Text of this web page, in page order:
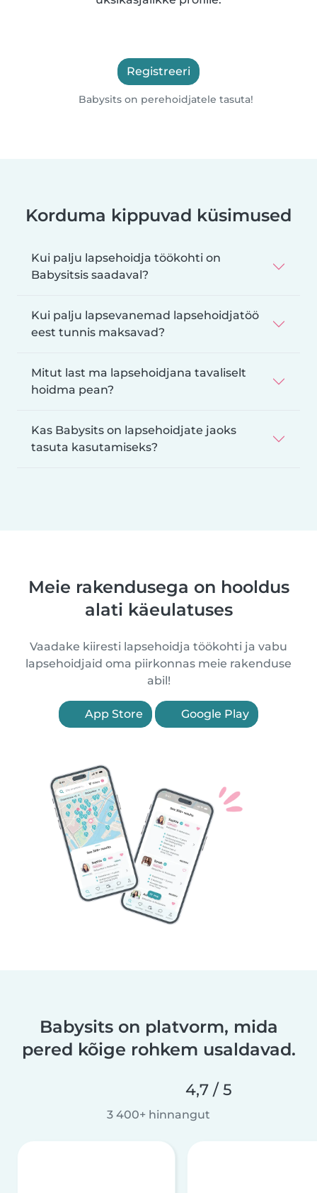
Registreeri
Babysits on perehoidjatele tasuta!
Korduma kippuvad küsimused
Kui palju lapsehoidja töökohti on
Babysitsis saadaval?
Kui palju lapsevanemad lapsehoidjatöö
eest tunnis maksavad?
Mitut last ma lapsehoidjana tavaliselt
hoidma pean?
Kas Babysits on lapsehoidjate jaoks
tasuta kasutamiseks?
Meie rakendusega on hooldus
alati käeulatuses
Vaadake kiiresti lapsehoidja töökohti ja vabu
lapsehoidjaid oma piirkonnas meie rakenduse
abil!
App Store Google Play
Babysits on platvorm, mida
pered kõige rohkem usaldavad.
4,7 / 5
3 400+ hinnangut